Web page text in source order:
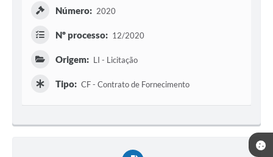
Número: 2020
Nº processo: 12/2020
Origem: LI - Licitação
Tipo: CF - Contrato de Fornecimento